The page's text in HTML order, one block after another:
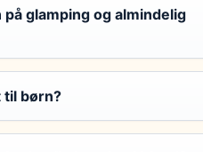
glamping og almindelig
til børn?